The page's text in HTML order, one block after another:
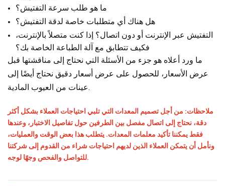
ما هو طلب سرعة التفتيش؟
هل هناك أي متطلبات خاصة لدقة التفتيش؟
التفتيش عبر الإنترنت أو دون اتصال؟ إذا كنت متصلاً بالإنترنت،
فكيف تتطابق مع آلة الطباعة الخاصة بك؟
ما ورد أعلاه هو جزء من الأسئلة التي نحتاج إلى مناقشتها قبل
عرض الأسعار، للحصول على عرض أسعار دقيق نحتاج أيضًا إلى
عينات من العيوب المادية.
ملاحظات: من أجل تصميم المعدات التي تلبي احتياجات العملاء بشكل أكثر
دقة، نحتاج إلى اتصال مفصل بين الطرفين حول تفاصيل الاختبار، وعندها
فقط يمكننا تأكيد معلمات المعدات. يتطلب هذا بعض الوقت والعمليات،
ونأمل أن يتمكن العملاء الذين لديهم احتياجات شراء من القدوم إلى شركتنا
للتواصل والفحص وجهًا لوجه.